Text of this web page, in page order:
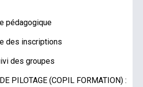
pédagogique
des inscriptions
des groupes
PILOTAGE (COPIL FORMATION) :